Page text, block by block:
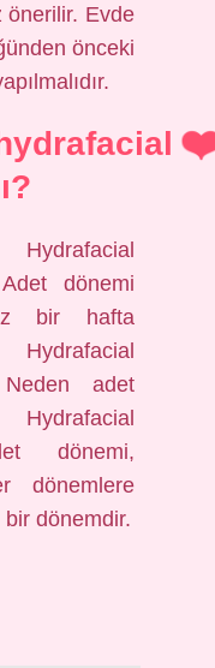
önerilir. Evde
önceki
dönemi
bir hafta
Neden adet
dönemi,
dönemlere
dönemdir.